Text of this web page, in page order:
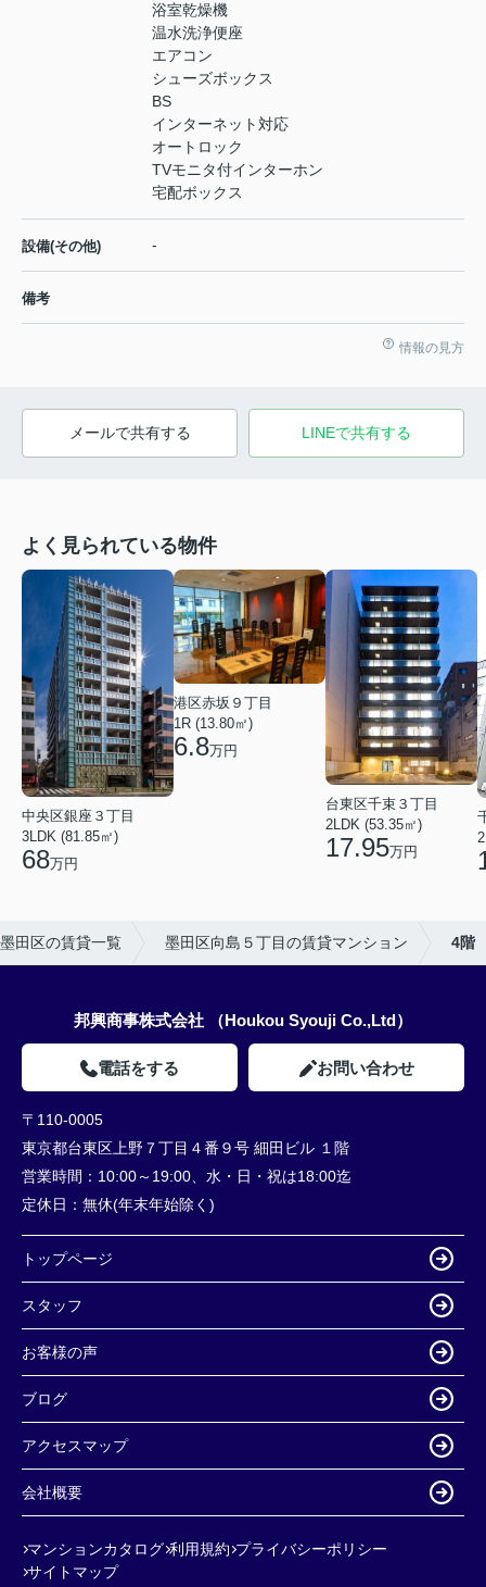
浴室乾燥機
温水洗浄便座
エアコン
シューズボックス
BS
インターネット対応
オートロック
TVモニタ付インターホン
宅配ボックス
設備(その他) -
備考
情報の見方
メールで共有する LINEで共有する
よく見られている物件
中央区銀座３丁目
3LDK (81.85㎡)
68万円
港区赤坂９丁目
1R (13.80㎡)
6.8万円
台東区千束３丁目
2LDK (53.35㎡)
17.95万円
墨田区の賃貸一覧 墨田区向島５丁目の賃貸マンション 4階
邦興商事株式会社 （Houkou Syouji Co.,Ltd）
電話をする お問い合わせ
〒110-0005
東京都台東区上野７丁目４番９号 細田ビル １階
営業時間： 10:00～19:00、水・日・祝は18:00迄
定休日： 無休(年末年始除く)
トップページ
スタッフ
お客様の声
ブログ
アクセスマップ
会社概要
マンションカタログ 利用規約 プライバシーポリシー
サイトマップ